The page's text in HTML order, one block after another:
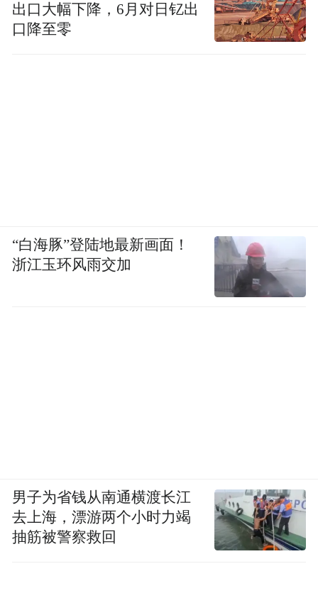
出口大幅下降，6月对日钇出
口降至零
“白海豚”登陆地最新画面！
浙江玉环风雨交加
男子为省钱从南通横渡长江
去上海，漂游两个小时力竭
抽筋被警察救回